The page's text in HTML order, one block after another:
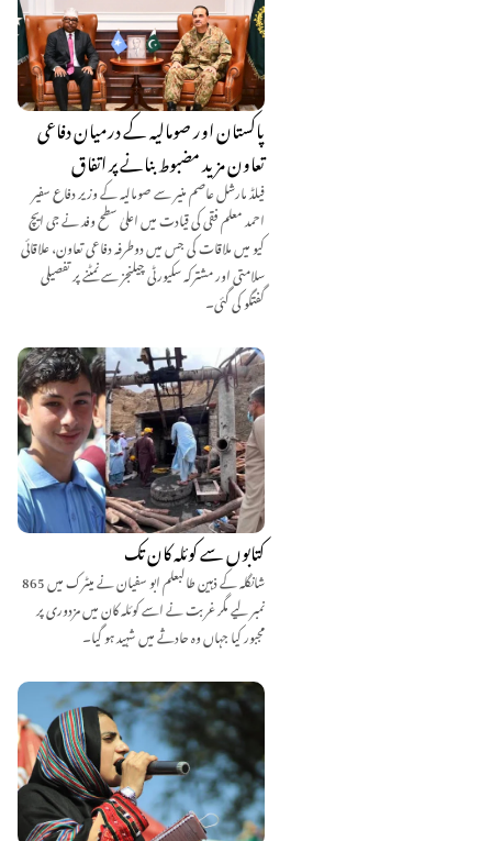
پاکستان اور صومالیہ کے درمیان دفاعی
تعاون مزید مضبوط بنانے پر اتفاق
فیلڈ مارشل عاصم منیر سے صومالیہ کے وزیر دفاع سفیر
احمد معلم فقی کی قیادت میں اعلیٰ سطح وفد نے جی ایچ
کیو میں ملاقات کی جس میں دوطرفہ دفاعی تعاون، علاقائی
سلامتی اور مشترکہ سکیورٹی چیلنجز سے نمٹنے پر تفصیلی
گفتگو کی گئی۔
کتابوں سے کوئلہ کان تک
شانگلہ کے ذہین طالبعلم ابو سفیان نے میٹرک میں 865
نمبر لیے مگر غربت نے اسے کوئلہ کان میں مزدوری پر
مجبور کیا جہاں وہ حادثے میں شہید ہو گیا۔